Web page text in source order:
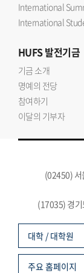
International
International
HUFS발전기금
기금 소개
명예의 전당
참여하기
이달의 기부자
(02450)
(17035) 경
대학 / 대학원
주요 홈페이지